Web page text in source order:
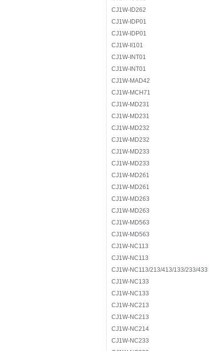
CJ1W-ID262
CJ1W-IDP01
CJ1W-IDP01
CJ1W-II101
CJ1W-INT01
CJ1W-INT01
CJ1W-MAD42
CJ1W-MCH71
CJ1W-MD231
CJ1W-MD231
CJ1W-MD232
CJ1W-MD232
CJ1W-MD233
CJ1W-MD233
CJ1W-MD261
CJ1W-MD261
CJ1W-MD263
CJ1W-MD263
CJ1W-MD563
CJ1W-MD563
CJ1W-NC113
CJ1W-NC113
CJ1W-NC113/213/413/133/233/433
CJ1W-NC133
CJ1W-NC133
CJ1W-NC213
CJ1W-NC213
CJ1W-NC214
CJ1W-NC233